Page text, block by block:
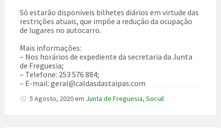
Só estarão disponíveis bilhetes diários em virtude das
restrições atuais, que impõe a redução da ocupação
de lugares no autocarro.
Mais informações:
– Nos horários de expediente da secretaria da Junta
de Freguesia;
– Telefone: 253 576 884;
– E-mail: geral@caldasdastaipas.com
5 Agosto, 2020em Junta de Freguesia, Social